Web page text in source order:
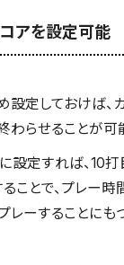
アを設定可能
定しておけば、
わらせることが可
設定すれば、10
ことで、プレー時
ーすることにも